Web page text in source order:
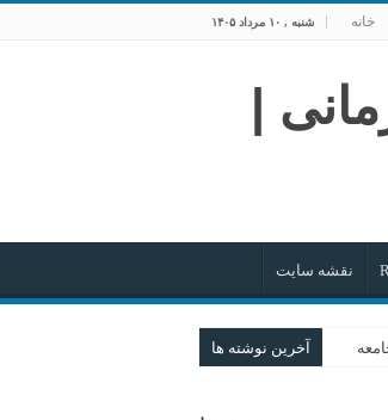
شنبه , ۱۰ مرداد ۱۴۰۵ خانه
نقشه سایت
آخرین نوشته ها